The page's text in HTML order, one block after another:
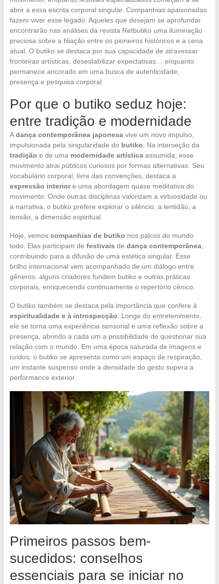
abrir a essa escrita corporal singular. Companhias apaixonadas
fazem viver esse legado. Aqueles que desejam se aprofundar
encontrarão nas análises da revista Retbutiko uma iluminação
preciosa sobre a filiação entre os pioneiros históricos e a cena
atual. O butiko se destaca por sua capacidade de atravessar
fronteiras artísticas, desestabilizar expectativas… enquanto
permanece ancorado em uma busca de autenticidade,
presença e pesquisa corporal.
Por que o butiko seduz hoje:
entre tradição e modernidade
Adança contemporânea japonesavive um novo impulso,
impulsionada pela singularidade do butiko . Na interseção da
tradição e de uma modernidade artísticaassumida, esse
movimento atrai públicos curiosos por formas alternativas. Seu
vocabulário corporal, livre das convenções, destaca a
expressão interiore uma abordagem quase meditativa do
movimento. Onde outras disciplinas valorizam a virtuosidade ou
a narrativa, o butiko prefere explorar o silêncio, a lentidão, a
tensão, a dimensão espiritual.
Hoje, vemos companhias de butiko nos palcos do mundo
todo. Elas participam de festivais de dança contemporânea,
contribuindo para a difusão de uma estética singular. Esse
brilho internacional vem acompanhado de um diálogo entre
gêneros: alguns criadores fundem butiko e outras práticas
corporais, enriquecendo continuamente o repertório cênico.
O butiko também se destaca pela importância que confere à
espiritualidade e à introspecção . Longe do entretenimento,
ele se torna uma experiência sensorial e uma reflexão sobre a
presença, abrindo a cada um a possibilidade de questionar sua
relação com o mundo. Em uma época saturada de imagens e
ruídos, o butiko se apresenta como um espaço de respiração,
um instante suspenso onde a densidade do gesto supera a
performance exterior.
Primeiros passos bem-
sucedidos: conselhos
essenciais para se iniciar no